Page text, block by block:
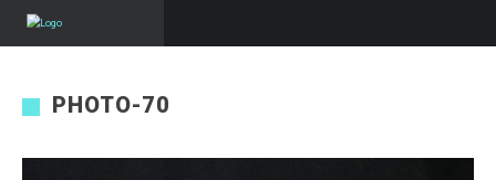
PHOTO-70